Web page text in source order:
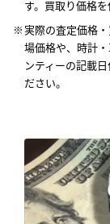
す。買取り価格
実際の査定価格
場価格や、時計
ンティーの記載
ださい。